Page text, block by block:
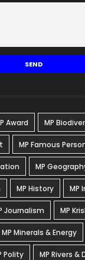
Award MP
MP Famous
MP
MP History MP
Journalism MP
MP Minerals & Energy
Polity MP Rivers &